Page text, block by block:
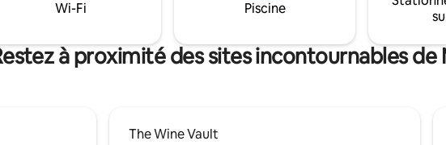
sur la propriété.
Wi-Fi Piscine
à proximité des sites incontournables
The Wine Vault